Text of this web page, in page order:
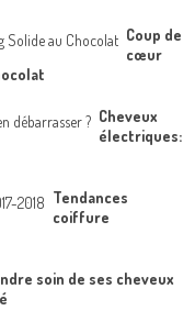
Coup de
cœur
Cheveux
électriques:
Tendances
coiffure
soin de ses cheveux